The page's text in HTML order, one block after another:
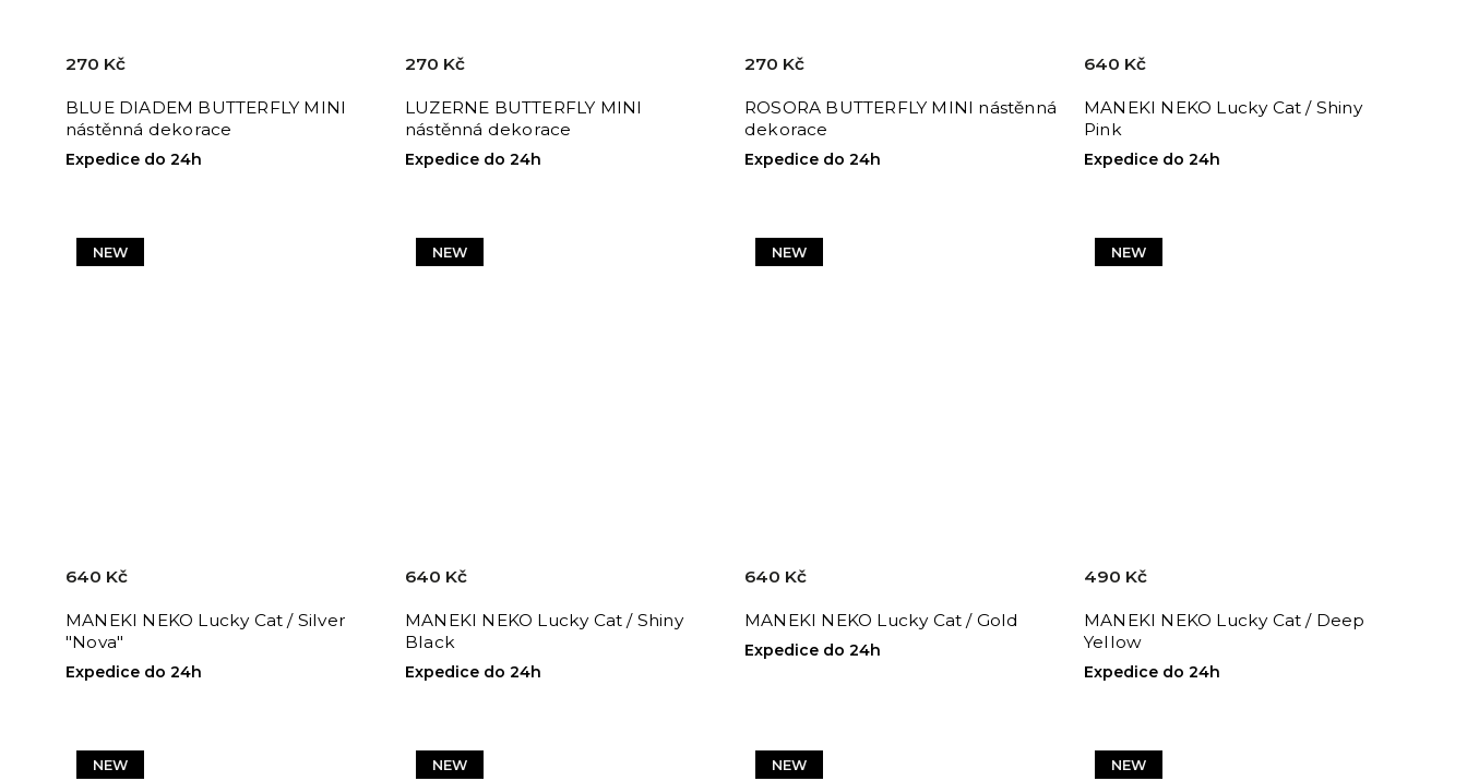
BLUE DIADEM BUTTERFLY MINI
nástěnná dekorace
Expedice do 24h
270 Kč
LUZERNE BUTTERFLY MINI
nástěnná dekorace
Expedice do 24h
270 Kč
ROSORA BUTTERFLY MINI nástěnná
dekorace
Expedice do 24h
270 Kč
MANEKI NEKO Lucky Cat / Shiny
Pink
Expedice do 24h
640 Kč
NEW
MANEKI NEKO Lucky Cat / Silver
"Nova"
Expedice do 24h
640 Kč
NEW
MANEKI NEKO Lucky Cat / Shiny
Black
Expedice do 24h
640 Kč
NEW
MANEKI NEKO Lucky Cat / Gold
Expedice do 24h
640 Kč
NEW
MANEKI NEKO Lucky Cat / Deep
Yellow
Expedice do 24h
490 Kč
NEW NEW NEW NEW